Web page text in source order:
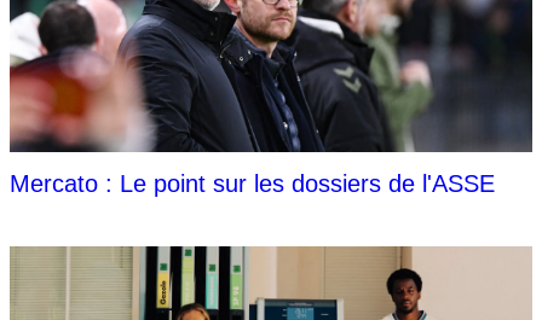
Mercato : Le point sur les dossiers de l'ASSE